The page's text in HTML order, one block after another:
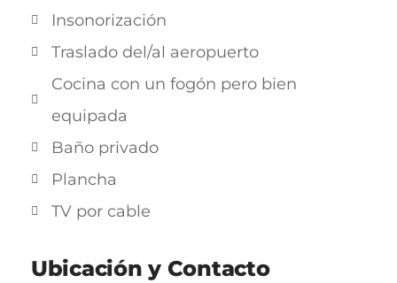
Insonorización
Traslado del/al aeropuerto
Cocina con un fogón pero bien
equipada
Baño privado
Plancha
TV por cable
Ubicación y Contacto